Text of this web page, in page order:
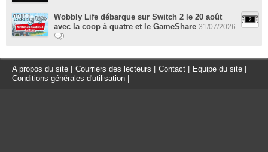
Wobbly Life débarque sur Switch 2 le 20 août
avec la coop à quatre et le GameShare 31/07/2026
A propos du site Courriers des lecteurs Contact Equipe du site
Conditions générales d'utilisation